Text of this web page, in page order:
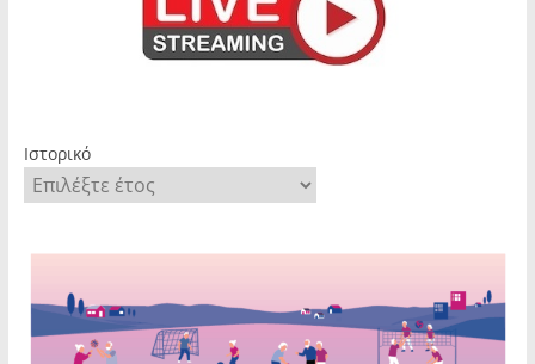
Ιστορικό